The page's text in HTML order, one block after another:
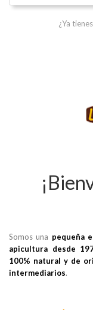
¿Ya
Somos una pequeña
apicultura desde
100% natural y de
intermediarios.